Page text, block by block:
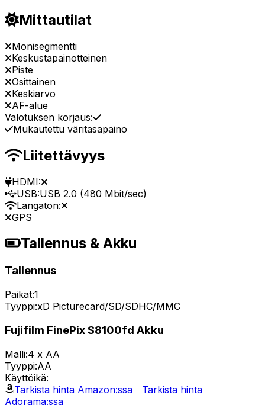
Mittautilat
Monisegmentti
Keskustapainotteinen
Piste
Osittainen
Keskiarvo
AF-alue
Valotuksen korjaus:
Mukautettu väritasapaino
Liitettävyys
HDMI:
USB:USB 2.0 (480 Mbit/sec)
Langaton:
GPS
Tallennus & Akku
Tallennus
Paikat:1
Tyyppi:xD Picturecard/SD/SDHC/MMC
Fujifilm FinePix S8100fd Akku
Malli:4 x AA
Tyyppi:AA
Käyttöikä:
Tarkista hinta Amazon:ssa
Tarkista hinta
Adorama:ssa